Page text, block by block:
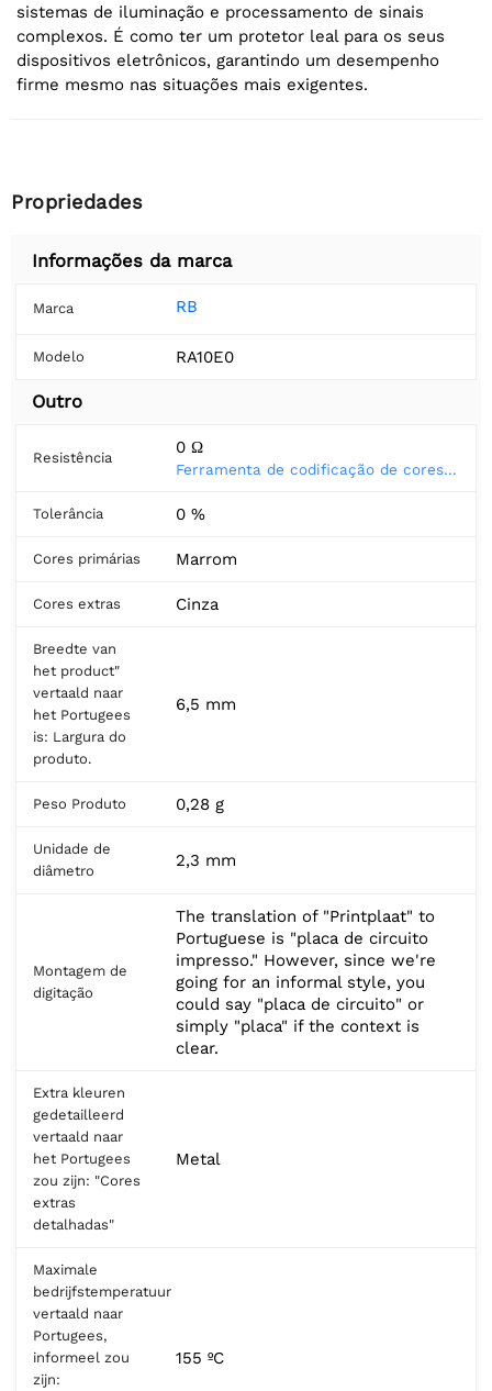
sistemas de iluminação e processamento de sinais
complexos. É como ter um protetor leal para os seus
dispositivos eletrônicos, garantindo um desempenho
firme mesmo nas situações mais exigentes.
Propriedades
Informações da marca
Marca RB
Modelo RA10E0
Outro
Resistência
0 Ω
Ferramenta de codificação de cores do resistor
Tolerância 0 %
Cores primárias Marrom
Cores extras Cinza
Breedte van
het product"
vertaald naar
het Portugees
is: Largura do
produto.
6,5 mm
Peso Produto 0,28 g
Unidade de
diâmetro
2,3 mm
Montagem de
digitação
The translation of "Printplaat" to
Portuguese is "placa de circuito
impresso." However, since we're
going for an informal style, you
could say "placa de circuito" or
simply "placa" if the context is
clear.
Extra kleuren
gedetailleerd
vertaald naar
het Portugees
zou zijn: "Cores
extras
detalhadas"
Metal
Maximale
bedrijfstemperatuur
vertaald naar
Portugees,
informeel zou
zijn:
155 ºC